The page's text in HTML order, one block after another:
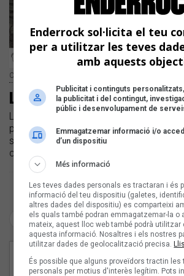
Carles Pastor
Les flors nuclears de
La plataforma de micromecenatge
projectes que busquen suport
seguidors | Carles Pastor i Robert Poch,
campanya per finançar els seus nous
Pàgina 1 de 1
< Anterior
EN PORTADA
Enderrock sol·licita el teu
per a utilitzar les teves
amb aquests
Publicitat i continguts
la publicitat i del contingut,
públic i desenvolupament de
Emmagatzemar informació i/o
d’un dispositiu
Més informació
Les teves dades personals es tractaran i és
informació del teu dispositiu (galetes,
altres dades del dispositiu) es comparteixi
els quals també podran emmagatzemar-la o
mateix, aquest lloc web també podrà utilitzar
aquesta informació. Nosaltres i els nostres
utilitzar dades de geolocalització precisa.
És possible que alguns proveïdors tractin les
personals per motius d'interès legítim. Pots